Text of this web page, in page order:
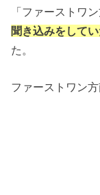
「ファーストワ
聞き込みをして
た。
ファーストワン